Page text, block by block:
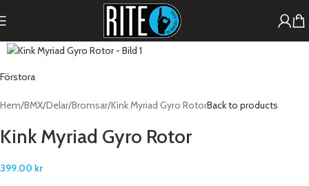
Förstora
Hem BMX Delar Bromsar Kink Myriad Gyro RotorBack to products
Kink Myriad Gyro Rotor
399.00 kr